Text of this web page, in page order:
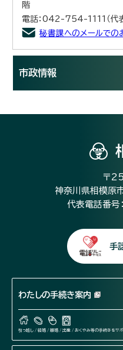
階
電話：042-754-1111（代
秘書課へのメールでの
市政情報
〒
神奈川県相模原
代表電話番
手
わたしの手続き案内
引っ越し / 結婚 / 離婚 / 出産 / おくやみ等の手続きをサポ